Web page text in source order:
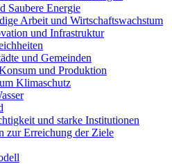
Saubere Energie
Arbeit und Wirtschaftswachstum
und Infrastruktur
und Gemeinden
und Produktion
Klimaschutz
und starke Institutionen
zur Erreichung der Ziele